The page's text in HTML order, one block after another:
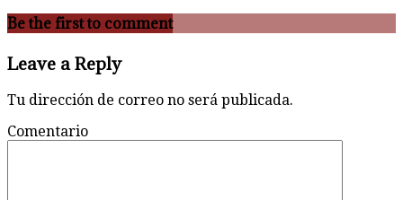
Be the first to comment
Leave a Reply
Tu dirección de correo no será publicada.
Comentario